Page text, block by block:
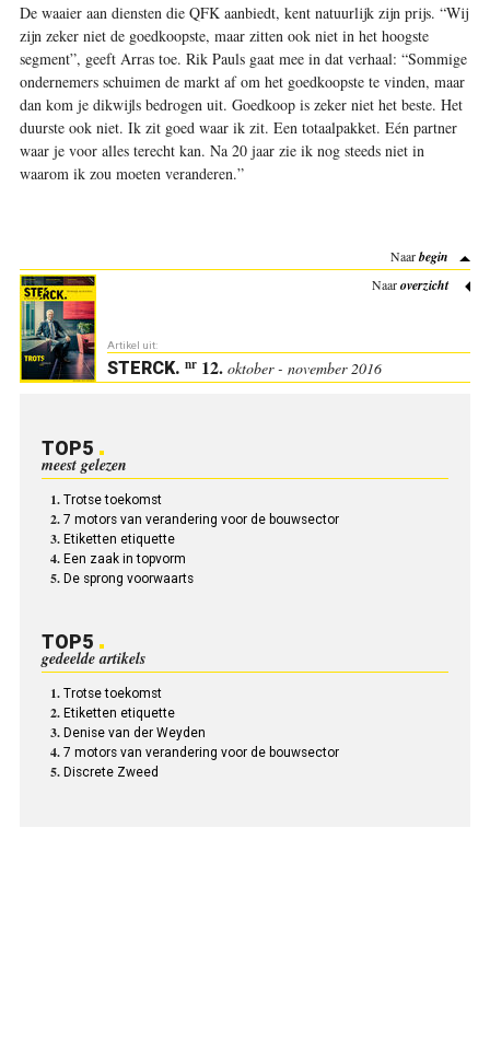
De waaier aan diensten die QFK aanbiedt, kent natuurlijk zijn prijs. “Wij
zijn zeker niet de goedkoopste, maar zitten ook niet in het hoogste
segment”, geeft Arras toe. Rik Pauls gaat mee in dat verhaal: “Sommige
ondernemers schuimen de markt af om het goedkoopste te vinden, maar
dan kom je dikwijls bedrogen uit. Goedkoop is zeker niet het beste. Het
duurste ook niet. Ik zit goed waar ik zit. Een totaalpakket. Eén partner
waar je voor alles terecht kan. Na 20 jaar zie ik nog steeds niet in
waarom ik zou moeten veranderen.”
Naarbegin
Naaroverzicht
Artikel uit:
STERCK. nr12. oktober - november 2016
TOP5
meest gelezen
Trotse toekomst
7 motors van verandering voor de bouwsector
Etiketten etiquette
Een zaak in topvorm
De sprong voorwaarts
TOP5
gedeelde artikels
Trotse toekomst
Etiketten etiquette
Denise van der Weyden
7 motors van verandering voor de bouwsector
Discrete Zweed